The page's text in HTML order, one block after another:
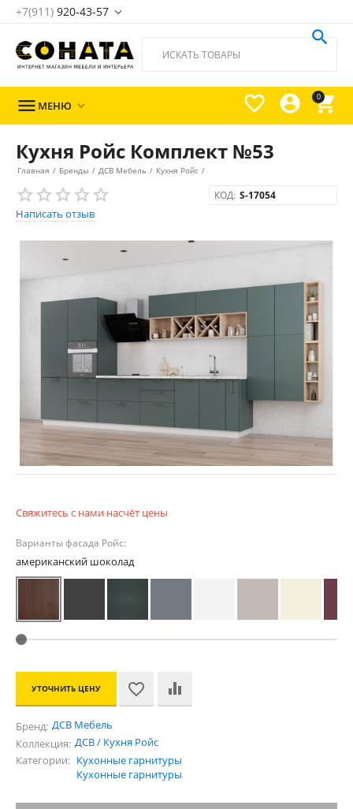
+7(911) 920-43-57 
0




 МЕНЮ 
Кухня Ройс Комплект №53
Главная / Бренды / ДСВ Мебель / Кухня Ройс /
Написать отзыв
КОД: S-17054
Свяжитесь с нами насчёт цены
Варианты фасада Ройс:
американский шоколад
УТОЧНИТЬ ЦЕНУ
Бренд: ДСВ Мебель
Коллекция: ДСВ / Кухня Ройс
Категории: Кухонные гарнитуры
Кухонные гарнитуры